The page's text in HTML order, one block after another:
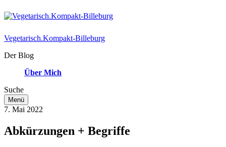
Vegetarisch.Kompakt-Billeburg
Der Blog
Über Mich
Suche
Menü
7. Mai 2022
Abkürzungen + Begriffe